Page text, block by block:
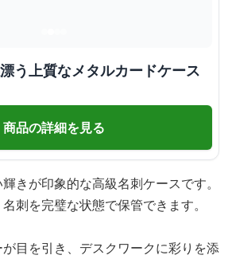
う上質なメタルカードケース
商品の詳細を見る
きが印象的な高級名刺ケースです。
刺を完璧な状態で保管できます。
目を引き、デスクワークに彩りを添